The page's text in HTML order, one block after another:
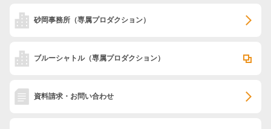
砂岡事務所 （専属プロダクション）
ブルーシャトル（専属プロダクション）
資料請求・お問い合わせ